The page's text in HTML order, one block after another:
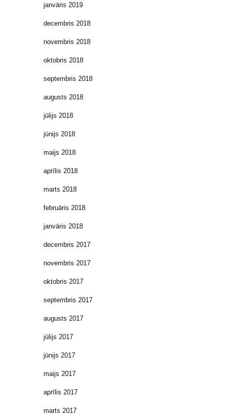
janvāris 2019
decembris 2018
novembris 2018
oktobris 2018
septembris 2018
augusts 2018
jūlijs 2018
jūnijs 2018
maijs 2018
aprīlis 2018
marts 2018
februāris 2018
janvāris 2018
decembris 2017
novembris 2017
oktobris 2017
septembris 2017
augusts 2017
jūlijs 2017
jūnijs 2017
maijs 2017
aprīlis 2017
marts 2017